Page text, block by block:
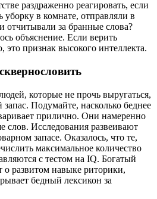
раздраженно реагировать, если
уборку в комнате, отправляли в
отчитывали за бранные слова?
объяснение. Если верить
это признак высокого интеллекта.
которые не прочь выругаться,
Подумайте, насколько беднее
прилично. Они намеренно
слов. Исследования развеивают
запасе. Оказалось, что те,
максимальное количество
с тестом на IQ. Богатый
о развитом навыке риторики,
бедный лексикон за